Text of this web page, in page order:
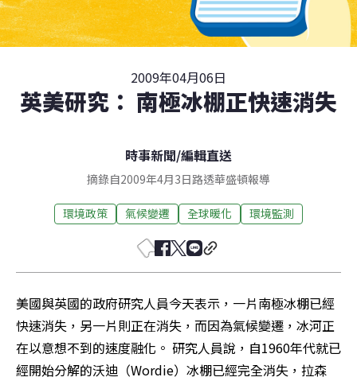
2009年04月06日
英美研究： 南極冰棚正快速消失
時事新聞/編輯直送
摘錄自2009年4月3日路透華盛頓報導
環境政策 氣候變遷 全球暖化 環境監測
美國與英國的政府研究人員今天表示，一片南極冰棚已經
快速消失，另一片則正在消失，而因為氣候變遷，冰河正
在以意想不到的速度融化。 研究人員說，自1960年代就已
經開始分解的沃迪（Wordie）冰棚已經完全消失，拉森